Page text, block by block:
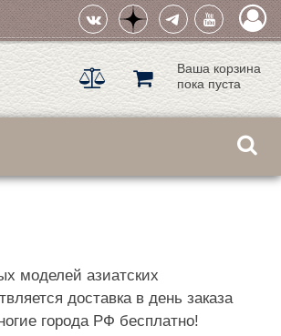
Ваша корзина
пока пуста
моделей азиатских
доставка в день заказа
города РФ бесплатно!